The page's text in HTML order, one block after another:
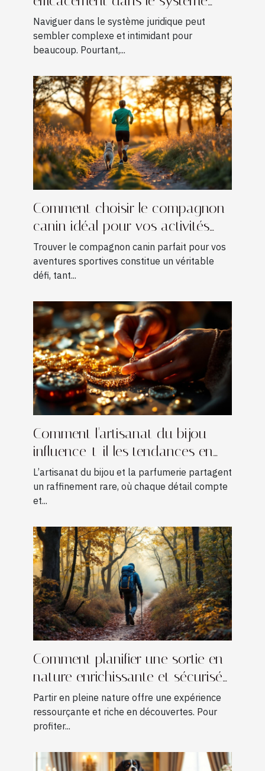
juridique
Naviguer dans le système juridique peut
sembler complexe et intimidant pour
beaucoup. Pourtant,...
Comment choisir le compagnon
canin idéal pour vos activités
sportives ?
Trouver le compagnon canin parfait pour vos
aventures sportives constitue un véritable
défi, tant...
Comment l'artisanat du bijou
influence-t-il les tendances en
parfumerie ?
L’artisanat du bijou et la parfumerie partagent
un raffinement rare, où chaque détail compte
et...
Comment planifier une sortie en
nature enrichissante et sécurisée
?
Partir en pleine nature offre une expérience
ressourçante et riche en découvertes. Pour
profiter...